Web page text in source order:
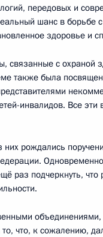
12:00
вторник
с
19:30
17:30
передовых и
шанс в борьбе
здоровье и
связанные с охраной
также была
инвалидов. Все
рождались
раз подчеркнуть, что
что, к сожалению,